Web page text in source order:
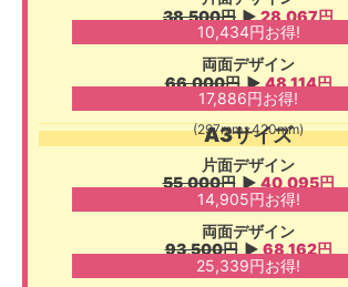
38,500円 ▶︎28,067円
10,434円お得!
両面デザイン
66,000円 ▶︎48,114円
17,886円お得!
A3サイズ
(297mm×420mm)
片面デザイン
55,000円 ▶︎ 40,095円
14,905円お得!
両面デザイン
93,500円 ▶︎ 68,162円
25,339円お得!